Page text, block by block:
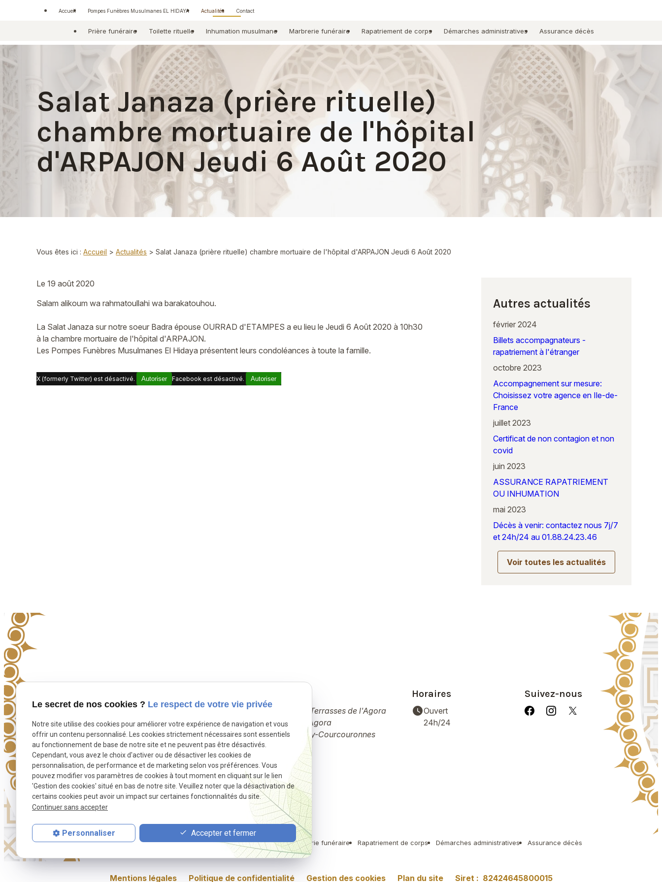
Accueil Pompes Funèbres Musulmanes EL HIDAYA Actualités Contact
Prière funéraire Toilette rituelle Inhumation musulmane Marbrerie funéraire Rapatriement de corps Démarches administratives Assurance décès
Salat Janaza (prière rituelle)
chambre mortuaire de l'hôpital
d'ARPAJON Jeudi 6 Août 2020
Vous êtes ici : Accueil >Actualités > Salat Janaza (prière rituelle) chambre mortuaire de l'hôpital d'ARPAJON Jeudi 6 Août 2020
Le19 août 2020
Salam alikoum wa rahmatoullahi wa barakatouhou.
La Salat Janaza sur notre soeur Badra épouse OURRAD d'ETAMPES a eu lieu le Jeudi 6 Août 2020 à 10h30
à la chambre mortuaire de l'hôpital d'ARPAJON.
Les Pompes Funèbres Musulmanes El Hidaya présentent leurs condoléances à toute la famille.
X (formerly Twitter) est désactivé. Autoriser Facebook est désactivé. Autoriser
Autres actualités
février 2024
Billets accompagnateurs -
rapatriement à l'étranger
octobre 2023
Accompagnement sur mesure:
Choisissez votre agence en Ile-de-
France
juillet 2023
Certificat de non contagion et non
covid
juin 2023
ASSURANCE RAPATRIEMENT
OU INHUMATION
mai 2023
Décès à venir: contactez nous 7j/7
et 24h/24 au 01.88.24.23.46
Voir toutes les actualités
Pour nous joindre
phone01 88 24 23 46
place
14 Pl. des Terrasses de l'Agora
Bâtiment Agora
91000 Évry-Courcouronnes
Horaires
watch_laterOuvert
24h/24
Suivez-nous
Prière funéraire Toilette rituelle Inhumation musulmane Marbrerie funéraire Rapatriement de corps Démarches administratives Assurance décès
Mentions légales Politique de confidentialité Gestion des cookies Plan du site Siret : 82424645800015
Le secret de nos cookies ? Le respect de votre vie privée
Notre site utilise des cookies pour améliorer votre expérience de navigation et vous
offrir un contenu personnalisé. Les cookies strictement nécessaires sont essentiels
au fonctionnement de base de notre site et ne peuvent pas être désactivés.
Cependant, vous avez le choix d'activer ou de désactiver les cookies de
personnalisation, de performance et de marketing selon vos préférences. Vous
pouvez modifier vos paramètres de cookies à tout moment en cliquant sur le lien
'Gestion des cookies' situé en bas de notre site. Veuillez noter que la désactivation de
certains cookies peut avoir un impact sur certaines fonctionnalités du site.
Continuer sans accepter
Personnaliser Accepter et fermer